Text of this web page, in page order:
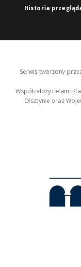
Historia
Serwis tworzony
Współzałożycielami
Olsztynie oraz